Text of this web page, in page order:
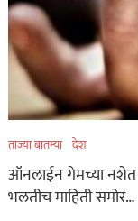
ताज्या बातम्या देश
ऑनलाईन गेमच्या नशेत
भलतीच माहिती समोर…